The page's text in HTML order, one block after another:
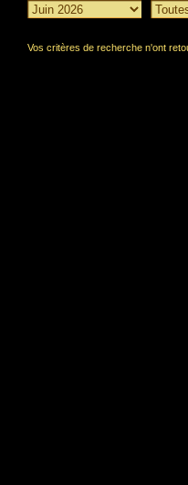
Vos critères de recherche n'ont